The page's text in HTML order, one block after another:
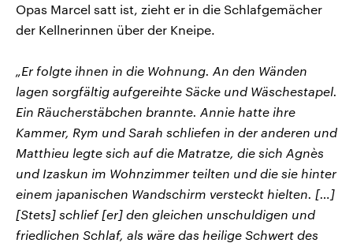
Opas Marcel satt ist, zieht er in die Schlafgemächer
der Kellnerinnen über der Kneipe.
„Er folgte ihnen in die Wohnung. An den Wänden
lagen sorgfältig aufgereihte Säcke und Wäschestapel.
Ein Räucherstäbchen brannte. Annie hatte ihre
Kammer, Rym und Sarah schliefen in der anderen und
Matthieu legte sich auf die Matratze, die sich Agnès
und Izaskun im Wohnzimmer teilten und die sie hinter
einem japanischen Wandschirm versteckt hielten. […]
[Stets] schlief [er] den gleichen unschuldigen und
friedlichen Schlaf, als wäre das heilige Schwert des